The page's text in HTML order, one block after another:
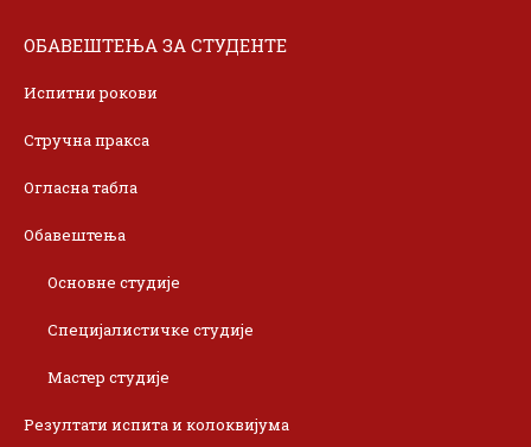
ОБАВЕШТЕЊА ЗА СТУДЕНТЕ
Испитни рокови
Стручна пракса
Огласна табла
Обавештења
Основне студије
Специјалистичке студије
Мастер студије
Резултати испита и колоквијума